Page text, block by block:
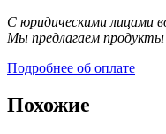
С юридическими лицами
Мы предлагаем продукты
Подробнее об оплате
Похожие